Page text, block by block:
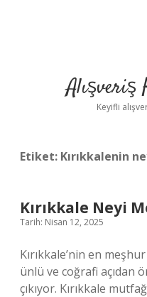
Alışveriş
Keyifli
Etiket: Kırıkkalenin
Kırıkkale Neyi
Tarih: Nisan 12, 2025
Kırıkkale’nin en
ünlü ve coğrafi açıdan
çıkıyor. Kırıkkale